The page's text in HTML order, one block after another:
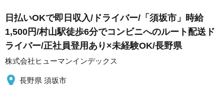
日払いOKで即日収入/ドライバー/「須坂市」時給
1,500円/村山駅徒歩6分でコンビニへのルート配送ド
ライバー/正社員登用あり×未経験OK/長野県
株式会社ヒューマンインデックス
長野県 須坂市